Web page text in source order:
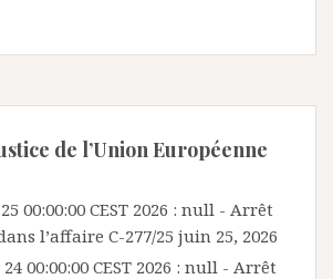
de l’Union Européenne
00:00:00 CEST 2026 : null - Arrêt
l’affaire C-277/25 juin 25, 2026
00:00:00 CEST 2026 : null - Arrêt